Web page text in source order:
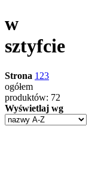
w
sztyfcie
Strona 1 23
ogółem
produktów: 72
Wyświetlaj wg